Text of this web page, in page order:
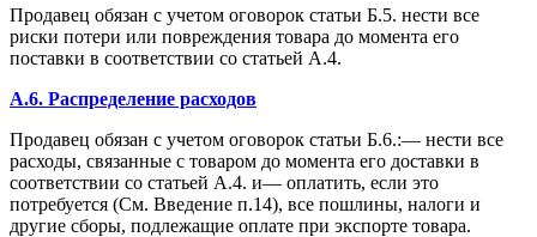
Продавец обязан с учетом оговорок статьи Б.5. нести все
риски потери или повреждения товара до момента его
поставки в соответствии со статьей А.4.
A.6. Распределение расходов
Продавец обязан с учетом оговорок статьи Б.6.:— нести все
расходы, связанные с товаром до момента его доставки в
соответствии со статьей А.4. и— оплатить, если это
потребуется (См. Введение п.14), все пошлины, налоги и
другие сборы, подлежащие оплате при экспорте товара.